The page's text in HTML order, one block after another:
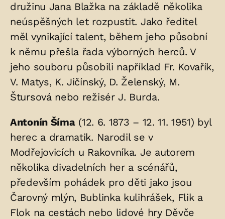
družinu Jana Blažka na základě několika
neúspěšných let rozpustit. Jako ředitel
měl vynikající talent, během jeho působní
k němu přešla řada výborných herců. V
jeho souboru působili například Fr. Kovařík,
V. Matys, K. Jičínský, D. Želenský, M.
Štursová nebo režisér J. Burda.
Antonín Šíma(12. 6. 1873 – 12. 11. 1951) byl
herec a dramatik. Narodil se v
Modřejovicích u Rakovníka. Je autorem
několika divadelních her a scénářů,
především pohádek pro děti jako jsou
Čarovný mlýn, Bublinka kulihrášek, Flik a
Flok na cestách nebo lidové hry Děvče